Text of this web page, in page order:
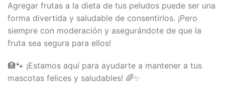
Agregar frutas a la dieta de tus peludos puede ser una
forma divertida y saludable de consentirlos. ¡Pero
siempre con moderación y asegurándote de que la
fruta sea segura para ellos!
🏥🐾 ¡Estamos aquí para ayudarte a mantener a tus
mascotas felices y saludables! 🌈✨